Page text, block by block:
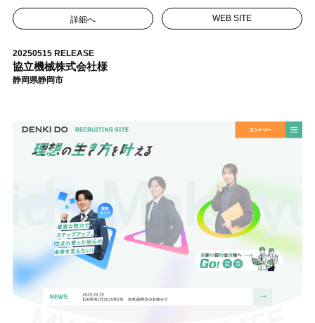
詳細へ WEB SITE
20250515 RELEASE
協立機械株式会社様
静岡県静岡市